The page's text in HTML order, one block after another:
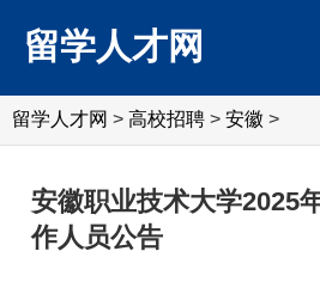
留学人才网
留学人才网 > 高校招聘 > 安徽 >
安徽职业技术大学2025
作人员公告